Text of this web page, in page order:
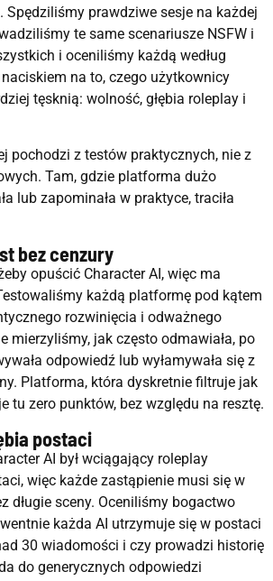
Spędziliśmy prawdziwe sesje na każdej
te same scenariusze NSFW i
i oceniliśmy każdą według
na to, czego użytkownicy
tęsknią: wolność, głębia roleplay i
pochodzi z testów praktycznych, nie z
Tam, gdzie platforma dużo
lub zapominała w praktyce, traciła
bez cenzury
opuścić Character AI, więc ma
każdą platformę pod kątem
rozwinięcia i odważnego
mierzyliśmy, jak często odmawiała, po
odpowiedź lub wyłamywała się z
Platforma, która dyskretnie filtruje jak
tu zero punktów, bez względu na resztę.
postaci
AI był wciągający roleplay
więc każde zastąpienie musi się w
długie sceny. Oceniliśmy bogactwo
każda AI utrzymuje się w postaci
30 wiadomości i czy prowadzi historię
do generycznych odpowiedzi